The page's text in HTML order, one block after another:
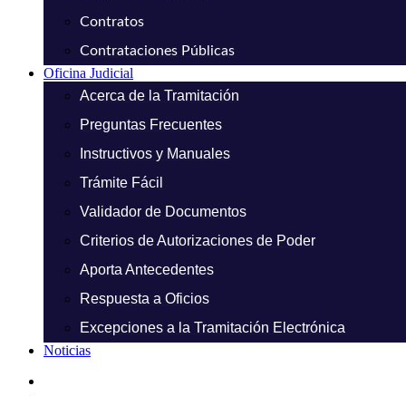
Contratos
Contrataciones Públicas
Oficina Judicial
Acerca de la Tramitación
Preguntas Frecuentes
Instructivos y Manuales
Trámite Fácil
Validador de Documentos
Criterios de Autorizaciones de Poder
Aporta Antecedentes
Respuesta a Oficios
Excepciones a la Tramitación Electrónica
Noticias